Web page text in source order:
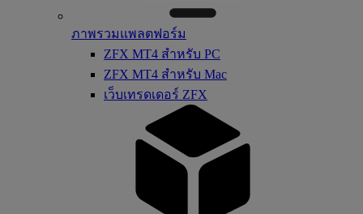
ภาพรวมแพลตฟอร์ม
ZFX MT4 สำหรับ PC
ZFX MT4 สำหรับ Mac
เว็บเทรดเดอร์ ZFX